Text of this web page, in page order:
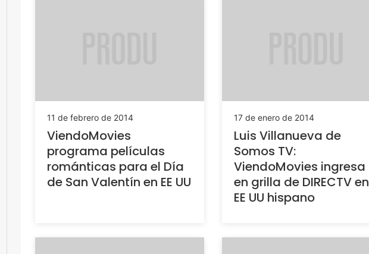
11 de febrero de 2014
ViendoMovies
programa películas
románticas para el Día
de San Valentín en EE UU
17 de enero de 2014
Luis Villanueva de
Somos TV:
ViendoMovies ingresa
en grilla de DIRECTV en
EE UU hispano